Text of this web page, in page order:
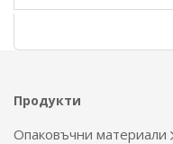
Продукти
Опаковъчни материали